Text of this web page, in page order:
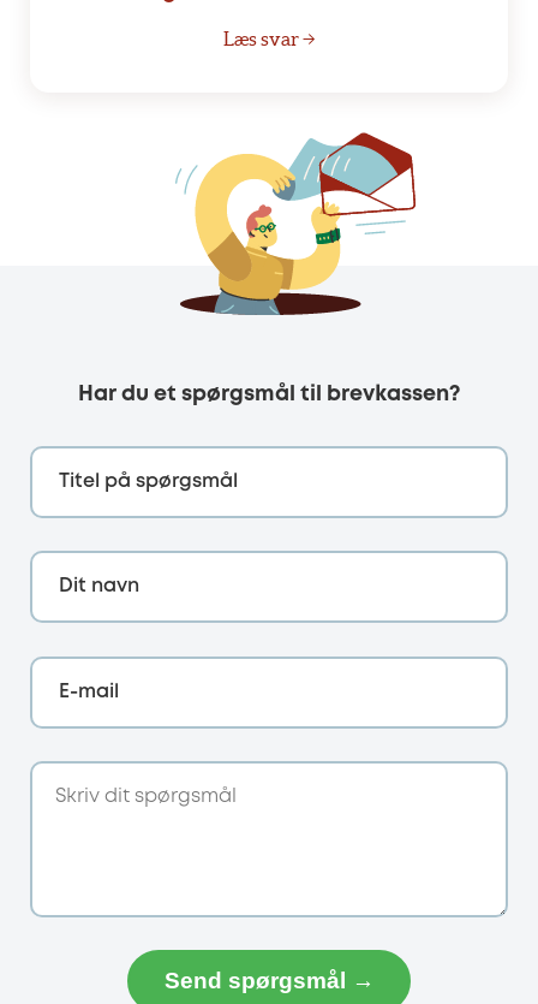
Læs svar →
Har du et spørgsmål til brevkassen?
Titel på spørgsmål
Dit navn
E-mail
Send spørgsmål →